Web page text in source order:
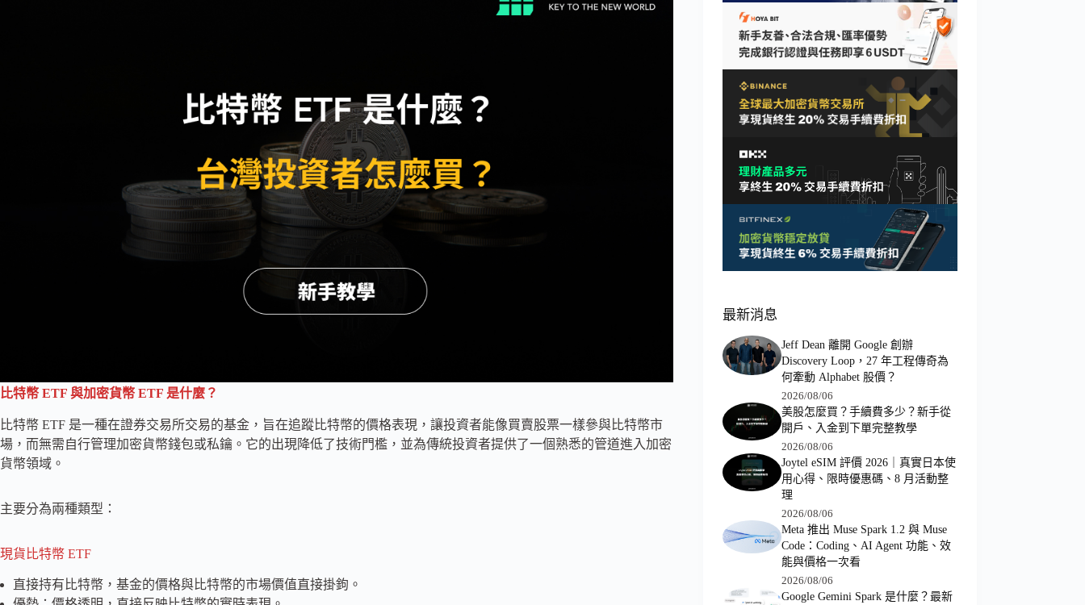
比特幣 ETF 與加密貨幣 ETF 是什麼？
比特幣 ETF 是一種在證券交易所交易的基金，旨在追蹤比特幣的價格表現，讓投資者能像買賣股票一樣參與比特幣市
場，而無需自行管理加密貨幣錢包或私鑰。它的出現降低了技術門檻，並為傳統投資者提供了一個熟悉的管道進入加密
貨幣領域。
主要分為兩種類型：
現貨比特幣 ETF
直接持有比特幣，基金的價格與比特幣的市場價值直接掛鉤。
最新消息
Jeff Dean 離開 Google 創辦
Discovery Loop，27 年工程傳奇為
何牽動 Alphabet 股價？
2026/08/06
美股怎麼買？手續費多少？新手從
開戶、入金到下單完整教學
2026/08/06
Joytel eSIM 評價 2026｜真實日本使
用心得、限時優惠碼、8 月活動整
理
2026/08/06
Meta 推出 Muse Spark 1.2 與 Muse
Code：Coding、AI Agent 功能、效
能與價格一次看
2026/08/06
Google Gemini Spark 是什麼？最新